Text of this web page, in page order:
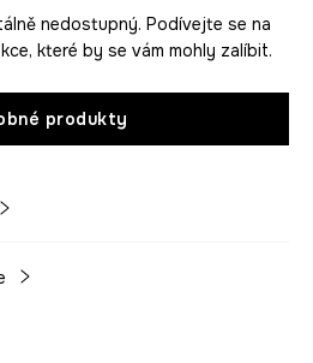
nedostupný. Podívejte se na
které by se vám mohly zalíbit.
produkty